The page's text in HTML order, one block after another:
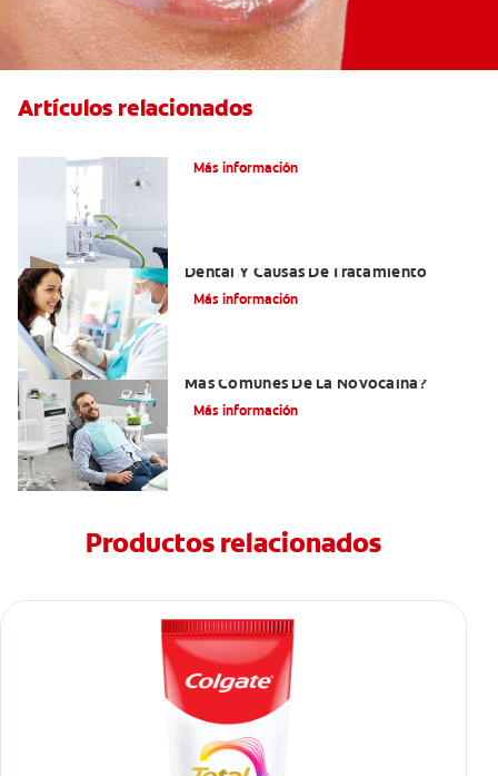
Artículos relacionados
Más información
Dental Y Causas De Tratamiento
Más información
Más Comunes De La Novocaína?
Más información
Productos relacionados